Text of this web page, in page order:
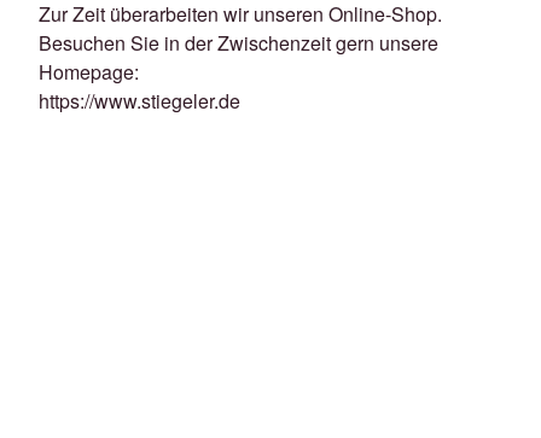
Zur Zeit überarbeiten wir unseren Online-Shop.
Besuchen Sie in der Zwischenzeit gern unsere
Homepage:
https://www.stiegeler.de